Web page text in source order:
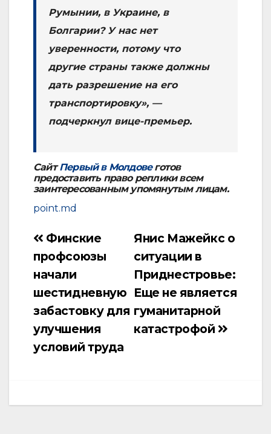
Румынии, в Украине, в
Болгарии? У нас нет
уверенности, потому что
другие страны также должны
дать разрешение на его
транспортировку», —
подчеркнул вице-премьер.
СайтПервый в Молдовеготов
предоставить право реплики всем
заинтересованным упомянутым лицам.
point.md
Навигация
по
Янис Мажейкс о
ситуации в
Приднестровье:
Еще не является
гуманитарной
катастрофой
Финские
профсоюзы
начали
шестидневную
забастовку для
улучшения
условий труда